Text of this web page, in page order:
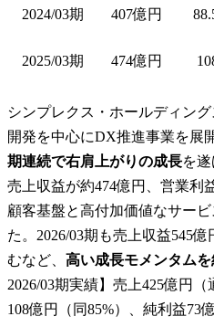
2024/03期 407億円
2025/03期 474億円
シンプレクス・ホールディン
開発を中心にDX推進事業を展
期連続で右肩上がりの成長を
売上収益が約474億円、営業利
顧客基盤と高付加価値なサー
た。2026/03期も売上収益545
むなど、 高い成長モメンタム
2026/03期実績】売上425億円
108億円（同85%）、純利益73